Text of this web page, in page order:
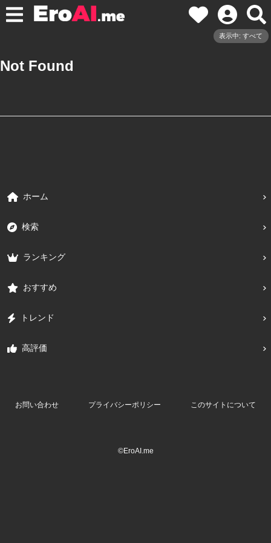
表示中: すべて
Not Found
ホーム
検索
ランキング
おすすめ
トレンド
高評価
お問い合わせ プライバシーポリシー このサイトについて
©EroAI.me